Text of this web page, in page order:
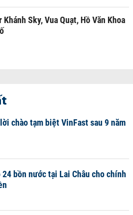
Sky, Vua Quạt, Hồ Văn Khoa
chào tạm biệt VinFast sau 9 năm
bồn nước tại Lai Châu cho chính